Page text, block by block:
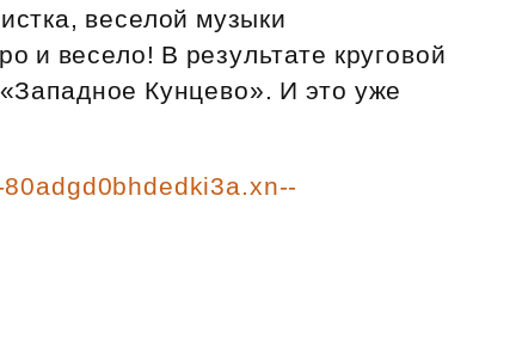
веселой музыки
и весело! В результате круговой
Кунцево». И это уже